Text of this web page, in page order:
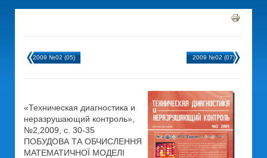
2009 №02 (05) 2009 №02 (07)
«Техническая диагностика и
неразрушающий контроль»,
№2,2009, c. 30-35
ПОБУДОВА ТА ОБЧИСЛЕННЯ
МАТЕМАТИЧНОЇ МОДЕЛІ